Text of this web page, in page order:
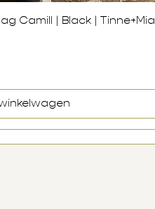
overzicht
Camill | Black | Tinne+Mia